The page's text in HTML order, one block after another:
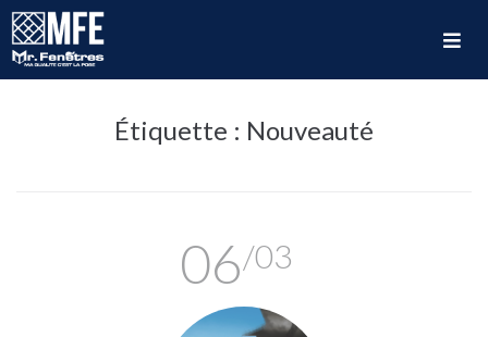
Étiquette : Nouveauté
06/03